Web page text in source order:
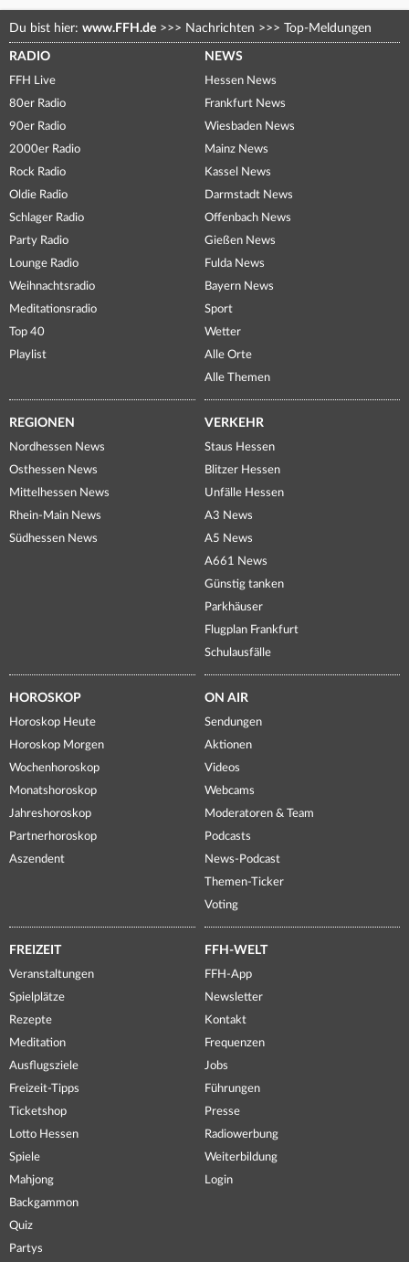
Du bist hier: www.FFH.de >>> Nachrichten >>> Top-Meldungen
RADIO
FFH Live
80er Radio
90er Radio
2000er Radio
Rock Radio
Oldie Radio
Schlager Radio
Party Radio
Lounge Radio
Weihnachtsradio
Meditationsradio
Top 40
Playlist
NEWS
Hessen News
Frankfurt News
Wiesbaden News
Mainz News
Kassel News
Darmstadt News
Offenbach News
Gießen News
Fulda News
Bayern News
Sport
Wetter
Alle Orte
Alle Themen
REGIONEN
Nordhessen News
Osthessen News
Mittelhessen News
Rhein-Main News
Südhessen News
VERKEHR
Staus Hessen
Blitzer Hessen
Unfälle Hessen
A3 News
A5 News
A661 News
Günstig tanken
Parkhäuser
Flugplan Frankfurt
Schulausfälle
HOROSKOP
Horoskop Heute
Horoskop Morgen
Wochenhoroskop
Monatshoroskop
Jahreshoroskop
Partnerhoroskop
Aszendent
ON AIR
Sendungen
Aktionen
Videos
Webcams
Moderatoren & Team
Podcasts
News-Podcast
Themen-Ticker
Voting
FREIZEIT
Veranstaltungen
Spielplätze
Rezepte
Meditation
Ausflugsziele
Freizeit-Tipps
Ticketshop
Lotto Hessen
Spiele
Mahjong
Backgammon
Quiz
Partys
FFH-WELT
FFH-App
Newsletter
Kontakt
Frequenzen
Jobs
Führungen
Presse
Radiowerbung
Weiterbildung
Login